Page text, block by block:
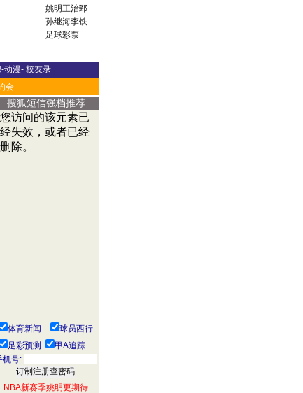
姚明王治郅
孙继海李铁
足球彩票
-动漫- 校友录
会
搜狐短信强档推荐
体育新闻
球员西行
足彩预测
甲A追踪
机号:
NBA新赛季姚明更期待